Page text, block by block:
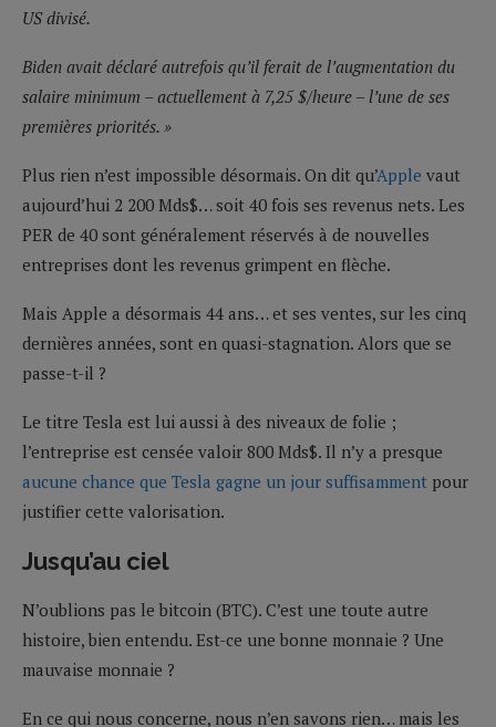
US divisé.
Biden avait déclaré autrefois qu’il ferait de l’augmentation du
salaire minimum – actuellement à 7,25 $/heure – l’une de ses
premières priorités. »
Plus rien n’est impossible désormais. On dit qu’Apple vaut
aujourd’hui 2 200 Mds$… soit 40 fois ses revenus nets. Les
PER de 40 sont généralement réservés à de nouvelles
entreprises dont les revenus grimpent en flèche.
Mais Apple a désormais 44 ans… et ses ventes, sur les cinq
dernières années, sont en quasi-stagnation. Alors que se
passe-t-il ?
Le titre Tesla est lui aussi à des niveaux de folie ;
l’entreprise est censée valoir 800 Mds$. Il n’y a presque
aucune chance que Tesla gagne un jour suffisamment pour
justifier cette valorisation.
Jusqu’au ciel
N’oublions pas le bitcoin (BTC). C’est une toute autre
histoire, bien entendu. Est-ce une bonne monnaie ? Une
mauvaise monnaie ?
En ce qui nous concerne, nous n’en savons rien… mais les